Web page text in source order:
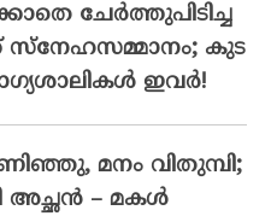
ചേര്‍ത്തുപിടിച്ച
സ്‌നേഹസമ്മാനം; കുട
ഇവര്‍!
മനം വിതുമ്പി;
അച്ഛൻ – മകൾ